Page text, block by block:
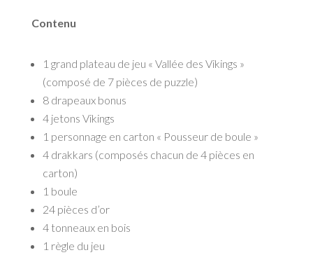
Contenu
1 grand plateau de jeu « Vallée des Vikings »
(composé de 7 pièces de puzzle)
8 drapeaux bonus
4 jetons Vikings
1 personnage en carton « Pousseur de boule »
4 drakkars (composés chacun de 4 pièces en
carton)
1 boule
24 pièces d’or
4 tonneaux en bois
1 règle du jeu